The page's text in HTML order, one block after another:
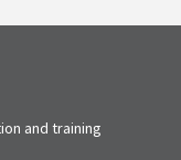
and training